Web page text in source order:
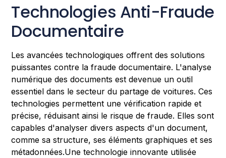
Technologies Anti-Fraude
Documentaire
Les avancées technologiques offrent des solutions
puissantes contre la fraude documentaire. L'analyse
numérique des documents est devenue un outil
essentiel dans le secteur du partage de voitures. Ces
technologies permettent une vérification rapide et
précise, réduisant ainsi le risque de fraude. Elles sont
capables d'analyser divers aspects d'un document,
comme sa structure, ses éléments graphiques et ses
métadonnées.Une technologie innovante utilisée